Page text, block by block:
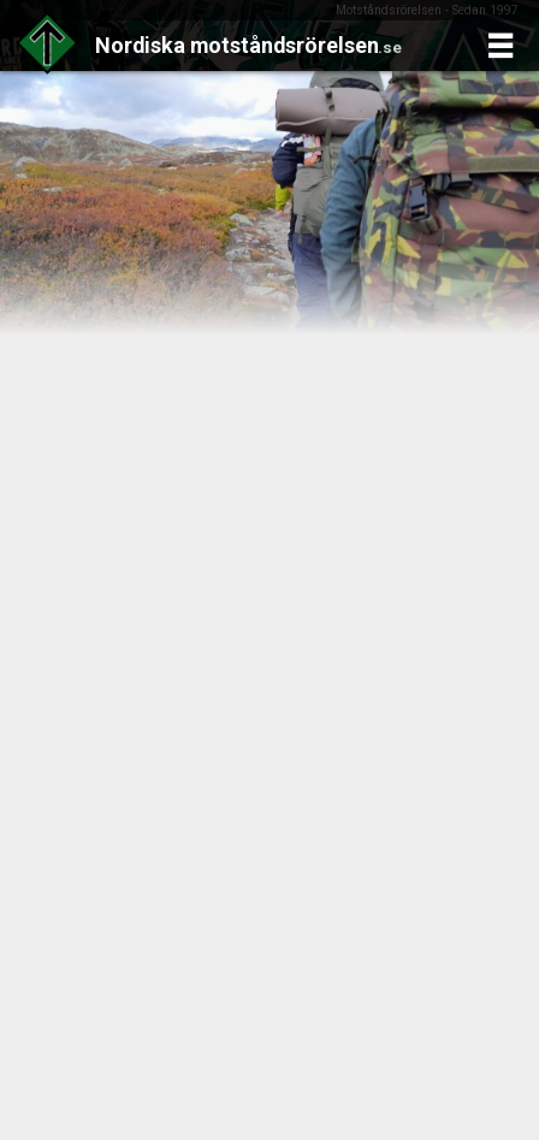
Motståndsrörelsen - Sedan 1997
Nordiska motståndsrörelsen.se
Skip
to
content